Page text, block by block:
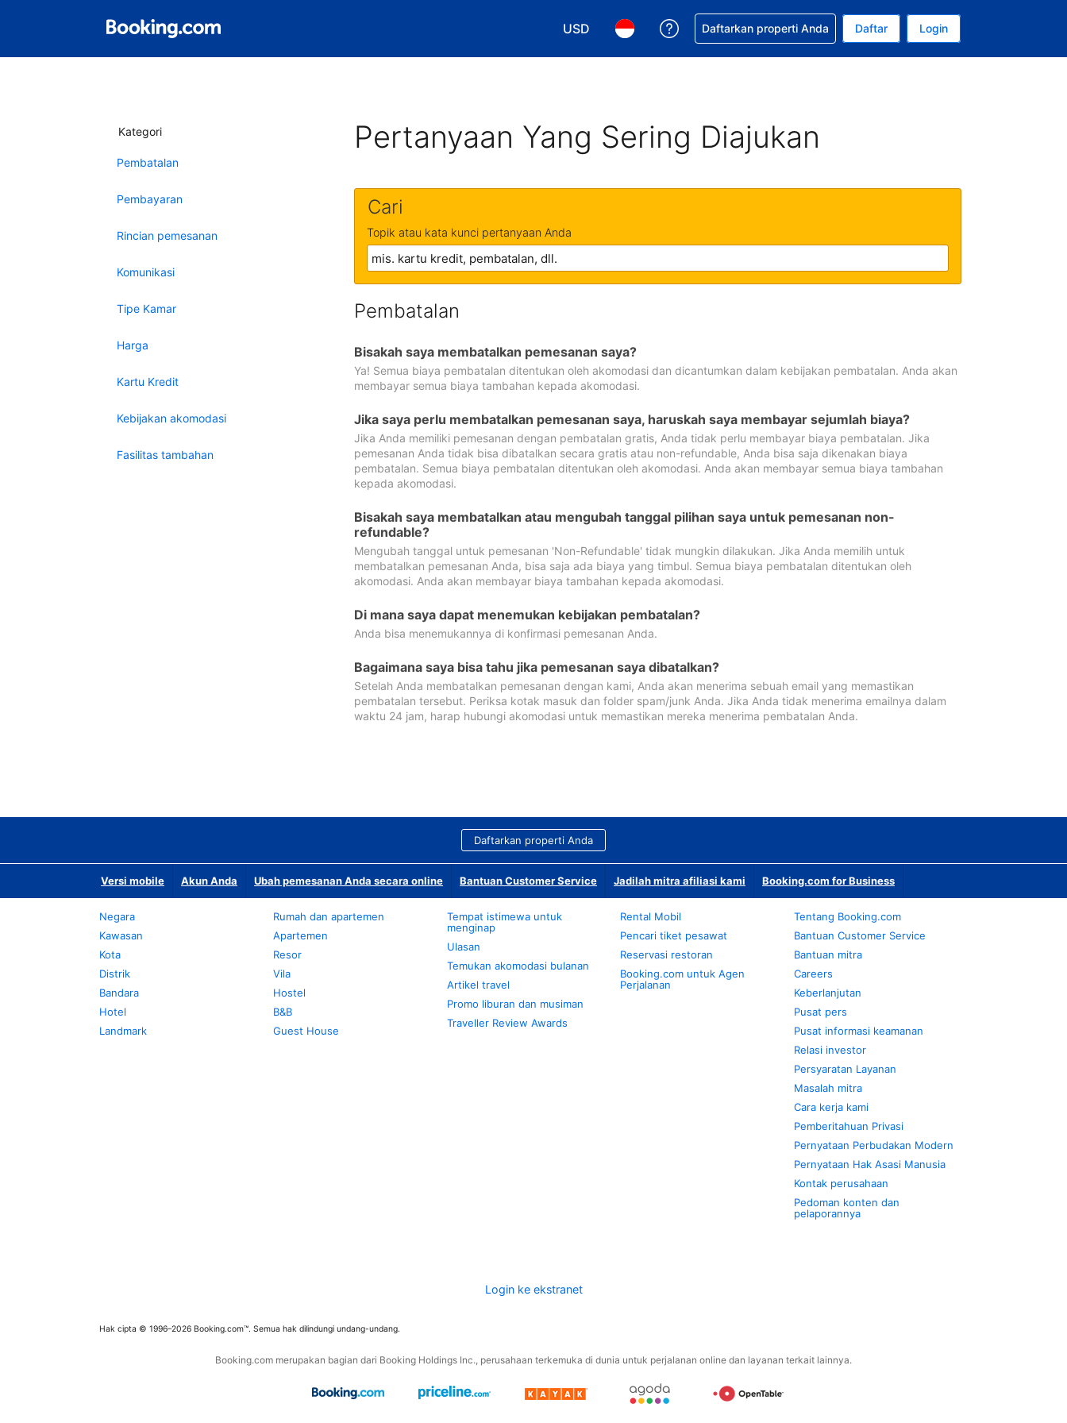
USD
Pilih mata uang Anda. Mata uang Anda saat ini adalah Dolar Amerika Serikat
Pilih bahasa Anda. Bahasa Anda saat ini adalah Bahasa Indonesia
Dapatkan bantuan untuk pemesanan Anda
Daftarkan properti Anda Daftar Login
Kategori
Pembatalan
Pembayaran
Rincian pemesanan
Komunikasi
Tipe Kamar
Harga
Kartu Kredit
Kebijakan akomodasi
Fasilitas tambahan
Pertanyaan Yang Sering Diajukan
Cari
Topik atau kata kunci pertanyaan Anda
Pembatalan
Bisakah saya membatalkan pemesanan saya?
Ya! Semua biaya pembatalan ditentukan oleh akomodasi dan dicantumkan dalam kebijakan pembatalan. Anda akan
membayar semua biaya tambahan kepada akomodasi.
Jika saya perlu membatalkan pemesanan saya, haruskah saya membayar sejumlah biaya?
Jika Anda memiliki pemesanan dengan pembatalan gratis, Anda tidak perlu membayar biaya pembatalan. Jika
pemesanan Anda tidak bisa dibatalkan secara gratis atau non-refundable, Anda bisa saja dikenakan biaya
pembatalan. Semua biaya pembatalan ditentukan oleh akomodasi. Anda akan membayar semua biaya tambahan
kepada akomodasi.
Bisakah saya membatalkan atau mengubah tanggal pilihan saya untuk pemesanan non-
refundable?
Mengubah tanggal untuk pemesanan 'Non-Refundable' tidak mungkin dilakukan. Jika Anda memilih untuk
membatalkan pemesanan Anda, bisa saja ada biaya yang timbul. Semua biaya pembatalan ditentukan oleh
akomodasi. Anda akan membayar biaya tambahan kepada akomodasi.
Di mana saya dapat menemukan kebijakan pembatalan?
Anda bisa menemukannya di konfirmasi pemesanan Anda.
Bagaimana saya bisa tahu jika pemesanan saya dibatalkan?
Setelah Anda membatalkan pemesanan dengan kami, Anda akan menerima sebuah email yang memastikan
pembatalan tersebut. Periksa kotak masuk dan folder spam/junk Anda. Jika Anda tidak menerima emailnya dalam
waktu 24 jam, harap hubungi akomodasi untuk memastikan mereka menerima pembatalan Anda.
Daftarkan properti Anda
Versi mobile Akun Anda Ubah pemesanan Anda secara online Bantuan Customer Service Jadilah mitra afiliasi kami Booking.com for Business
Negara
Kawasan
Kota
Distrik
Bandara
Hotel
Landmark
Rumah dan apartemen
Apartemen
Resor
Vila
Hostel
B&B
Guest House
Tempat istimewa untuk
menginap
Ulasan
Temukan akomodasi bulanan
Artikel travel
Promo liburan dan musiman
Traveller Review Awards
Rental Mobil
Pencari tiket pesawat
Reservasi restoran
Booking.com untuk Agen
Perjalanan
Tentang Booking.com
Bantuan Customer Service
Bantuan mitra
Careers
Keberlanjutan
Pusat pers
Pusat informasi keamanan
Relasi investor
Persyaratan Layanan
Masalah mitra
Cara kerja kami
Pemberitahuan Privasi
Pernyataan Perbudakan Modern
Pernyataan Hak Asasi Manusia
Kontak perusahaan
Pedoman konten dan
pelaporannya
Login ke ekstranet
Hak cipta © 1996–2026 Booking.com™. Semua hak dilindungi undang-undang.
Booking.com merupakan bagian dari Booking Holdings Inc., perusahaan terkemuka di dunia untuk perjalanan online dan layanan terkait lainnya.